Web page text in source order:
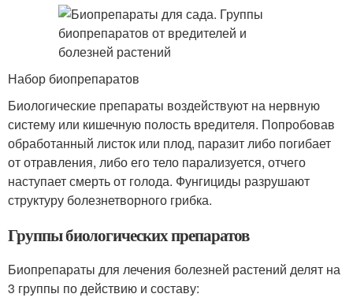
Набор биопрепаратов
Биологические препараты воздействуют на нервную
систему или кишечную полость вредителя. Попробовав
обработанный листок или плод, паразит либо погибает
от отравления, либо его тело парализуется, отчего
наступает смерть от голода. Фунгициды разрушают
структуру болезнетворного грибка.
Группы биологических препаратов
Биопрепараты для лечения болезней растений делят на
3 группы по действию и составу: